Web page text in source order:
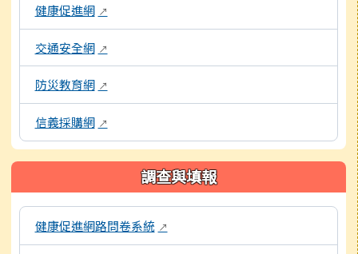
健康促進網 ↗
交通安全網 ↗
防災教育網 ↗
信義採購網 ↗
調查與填報
本區域包含各項線上問卷與評量系統連結，點擊後皆會另開視窗
健康促進網路問卷系統 ↗